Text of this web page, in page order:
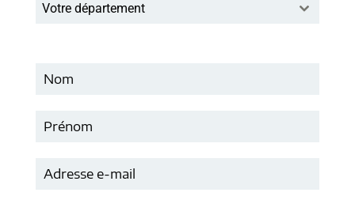
Votre département